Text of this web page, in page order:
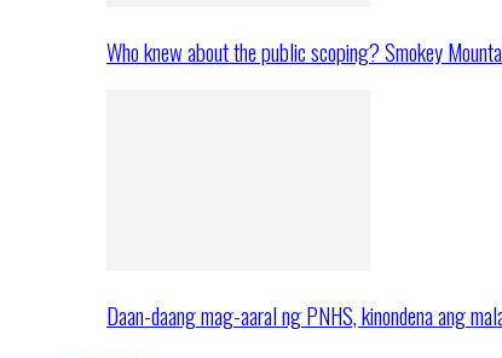
Who knew about the public scoping? Smokey
Daan-daang mag-aaral ng PNHS, kinondena ang